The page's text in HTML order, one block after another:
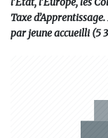
Taxe
par jeune accueilli (5